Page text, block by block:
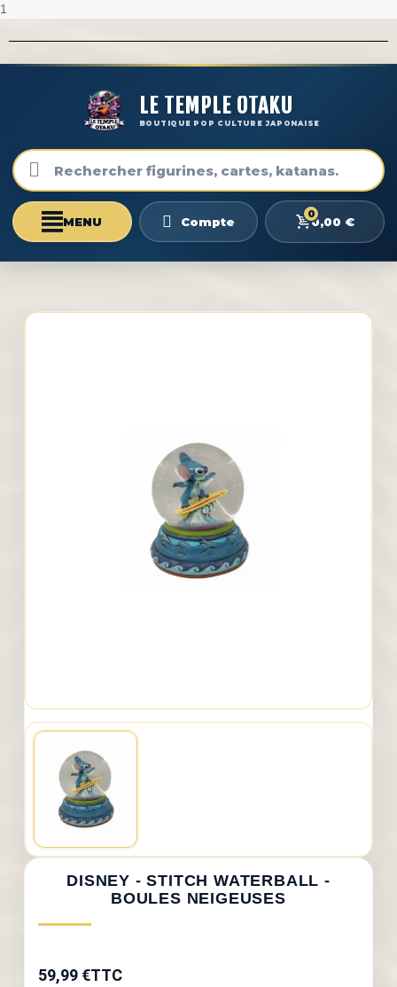
1
LE TEMPLE OTAKU
BOUTIQUE POP CULTURE JAPONAISE
Compte
0
0,00 €
DISNEY - STITCH WATERBALL -
BOULES NEIGEUSES
59,99 €TTC